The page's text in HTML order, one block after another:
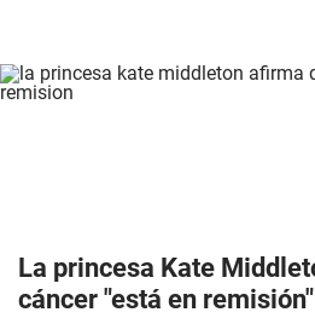
La princesa Kate
cáncer "está en remisión"